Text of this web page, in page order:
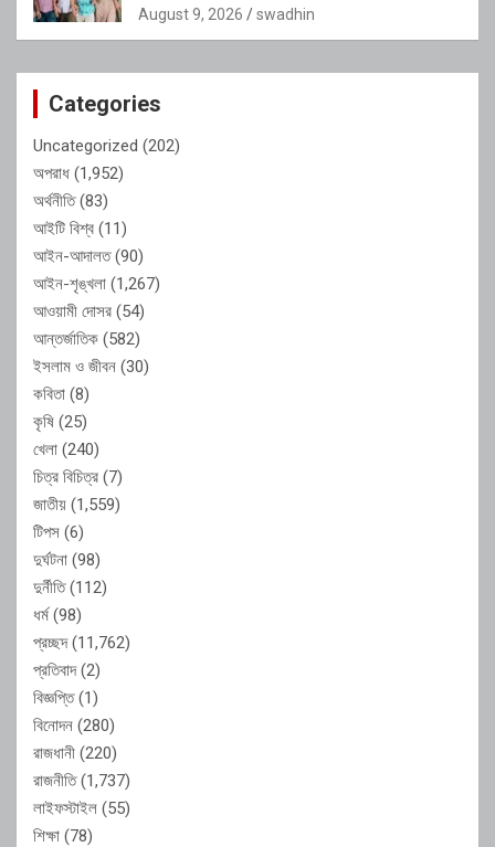
August 9, 2026 swadhin
Categories
Uncategorized (202)
অপরাধ (1,952)
অর্থনীতি(83)
আইটি বিশ্ব (11)
আইন-আদালত(90)
আইন-শৃঙ্খলা (1,267)
আওয়ামী দোসর (54)
আন্তর্জাতিক (582)
ইসলাম ও জীবন (30)
কবিতা (8)
কৃষি (25)
খেলা (240)
চিত্র বিচিত্র (7)
জাতীয় (1,559)
টিপস (6)
দুর্ঘটনা (98)
দুর্নীতি(112)
ধর্ম(98)
প্রচ্ছদ(11,762)
প্রতিবাদ(2)
বিজ্ঞপ্তি(1)
বিনোদন (280)
রাজধানী (220)
রাজনীতি(1,737)
লাইফস্টাইল (55)
শিক্ষা (78)